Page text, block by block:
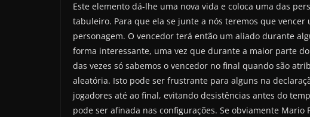
Este elemento dá-lhe uma nova vida e coloca uma das
tabuleiro. Para que ela se junte a nós teremos que vencer
personagem. O vencedor terá então um aliado durante
forma interessante, uma vez que durante a maior parte
das vezes só sabemos o vencedor no final quando são
aleatória. Isto pode ser frustrante para alguns na
jogadores até ao final, evitando desistências antes do
pode ser afinada nas configurações. Se obviamente